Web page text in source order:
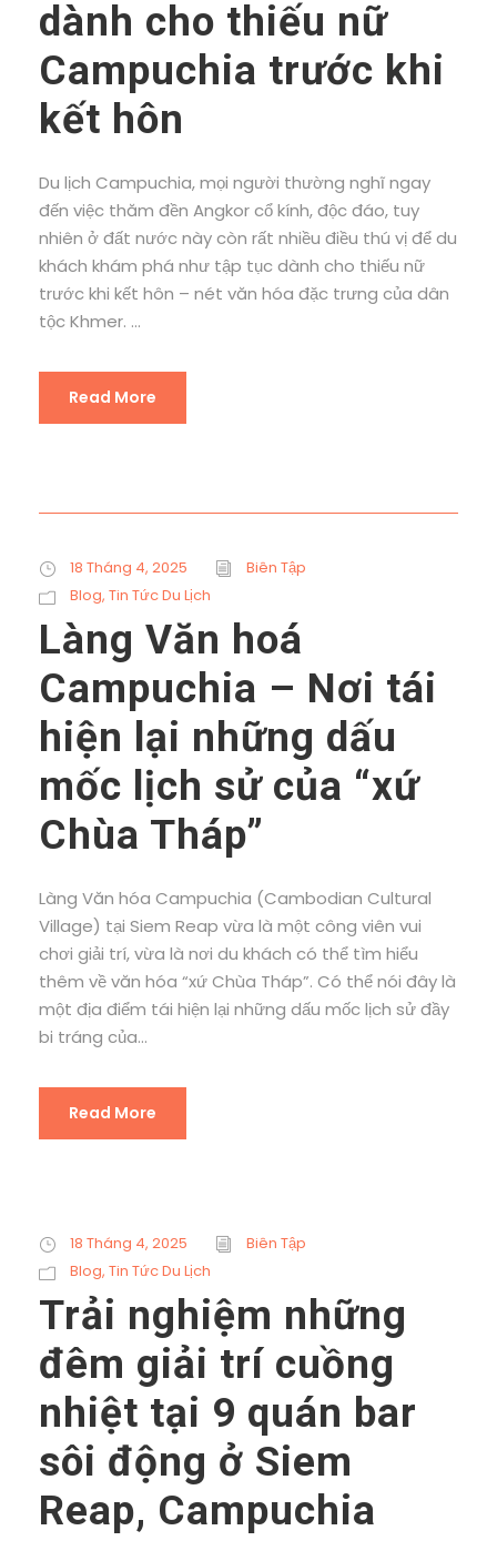
dành cho thiếu nữ
Campuchia trước khi
kết hôn
Du lịch Campuchia, mọi người thường nghĩ ngay
đến việc thăm đền Angkor cổ kính, độc đáo, tuy
nhiên ở đất nước này còn rất nhiều điều thú vị để du
khách khám phá như tập tục dành cho thiếu nữ
trước khi kết hôn – nét văn hóa đặc trưng của dân
tộc Khmer. ...
Read More
18 Tháng 4, 2025
Biên Tập
Blog, Tin Tức Du Lịch
Làng Văn hoá
Campuchia – Nơi tái
hiện lại những dấu
mốc lịch sử của “xứ
Chùa Tháp”
Làng Văn hóa Campuchia (Cambodian Cultural
Village) tại Siem Reap vừa là một công viên vui
chơi giải trí, vừa là nơi du khách có thể tìm hiểu
thêm về văn hóa “xứ Chùa Tháp”. Có thể nói đây là
một địa điểm tái hiện lại những dấu mốc lịch sử đầy
bi tráng của...
Read More
18 Tháng 4, 2025
Biên Tập
Blog, Tin Tức Du Lịch
Trải nghiệm những
đêm giải trí cuồng
nhiệt tại 9 quán bar
sôi động ở Siem
Reap, Campuchia